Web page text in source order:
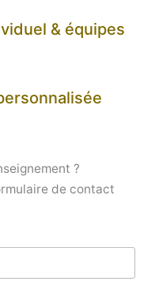
& équipes
?
de contact